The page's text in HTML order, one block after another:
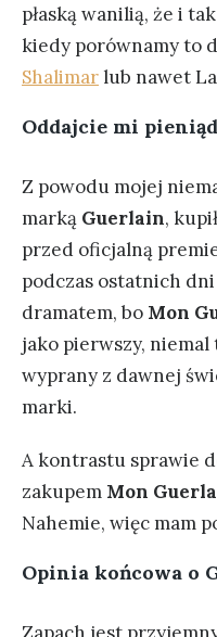
płaską wanilią, że i
kiedy porównamy to
Shalimarlub nawet
Oddajcie mi
Z powodu mojej
marką Guerlain,
przed oficjalną
podczas ostatnich
dramatem, bo Mon
jako pierwszy,
wyprany z dawnej
marki.
A kontrastu sprawie
zakupem Mon
Nahemie, więc mam
Opinia końcowa o